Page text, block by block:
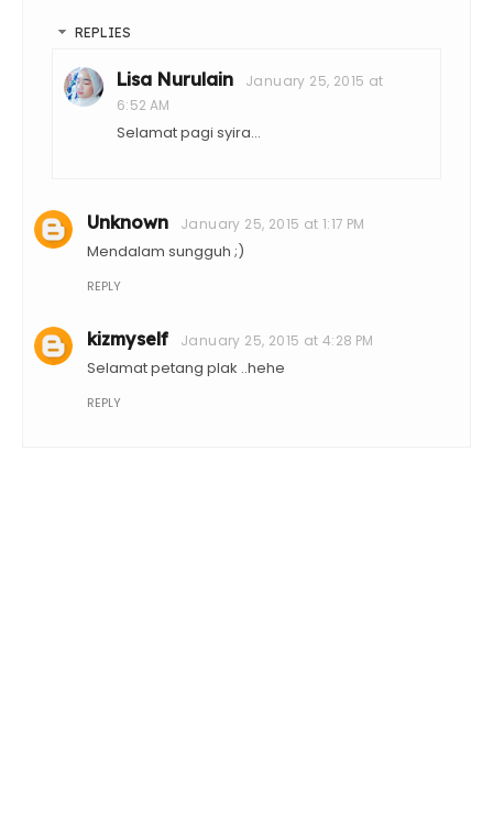
REPLIES
Lisa Nurulain
January 25, 2015 at
6:52 AM
Selamat pagi syira...
Unknown January 25, 2015 at 1:17 PM
Mendalam sungguh ;)
REPLY
kizmyself January 25, 2015 at 4:28 PM
Selamat petang plak ..hehe
REPLY